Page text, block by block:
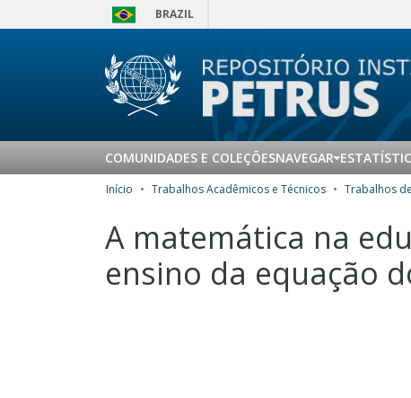
BRAZIL
COMUNIDADES E COLEÇÕESNAVEGAR
Início Trabalhos Acadêmicos e Técnicos
A matemática na
ensino da equação